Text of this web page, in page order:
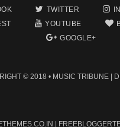
TWITTER
YOUTUBE
GOOGLE+
© 2018 • MUSIC TRIBUNE |